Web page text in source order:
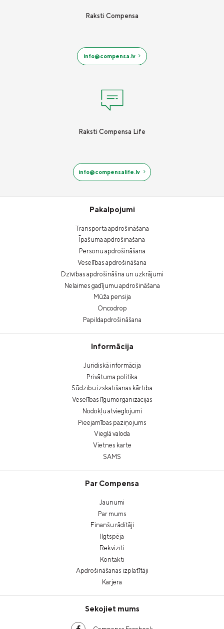
Raksti Compensa
info@compensa.lv
Raksti Compensa Life
info@compensalife.lv
Pakalpojumi
Transporta apdrošināšana
Īpašuma apdrošināšana
Personu apdrošināšana
Veselības apdrošināšana
Dzīvības apdrošināšna un uzkrājumi
Nelaimes gadījumu apdrošināšana
Mūža pensija
Oncodrop
Papildapdrošināšana
Informācija
Juridiskā informācija
Privātuma politika
Sūdzību izskatīšanas kārtība
Veselības līgumorganizācijas
Nodokļu atvieglojumi
Pieejamības paziņojums
Vieglā valoda
Vietnes karte
SAMS
Par Compensa
Jaunumi
Par mums
Finanšu rādītāji
Ilgtspēja
Rekvizīti
Kontakti
Apdrošināšanas izplatītāji
Karjera
Sekojiet mums